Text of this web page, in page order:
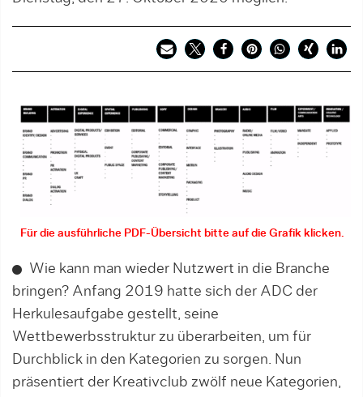
Für die ausführliche PDF-Übersicht bitte auf die Grafik klicken.
Wie kann man wieder Nutzwert in die Branche
bringen? Anfang 2019 hatte sich der ADC der
Herkulesaufgabe gestellt, seine
Wettbewerbsstruktur zu überarbeiten, um für
Durchblick in den Kategorien zu sorgen. Nun
präsentiert der Kreativclub zwölf neue Kategorien,